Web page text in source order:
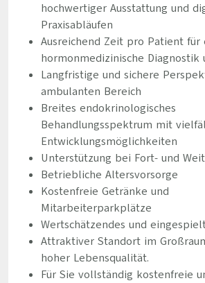
hochwertiger Ausstattung und
Praxisabläufen
Ausreichend Zeit pro Patient für
hormonmedizinische Diagnostik
Langfristige und sichere
ambulanten Bereich
Breites endokrinologisches
Behandlungsspektrum mit
Entwicklungsmöglichkeiten
Unterstützung bei Fort- und
Betriebliche Altersvorsorge
Kostenfreie Getränke und
Mitarbeiterparkplätze
Wertschätzendes und
Attraktiver Standort im
hoher Lebensqualität.
Für Sie vollständig kostenfreie